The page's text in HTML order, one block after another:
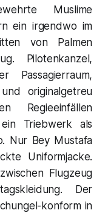
Muslime
ein irgendwo im
von Palmen
Pilotenkanzel,
Passagierraum,
originalgetreu
Regieeinfällen
Triebwerk als
. Nur Bey Mustafa
Uniformjacke.
Flugzeug
Der
konform in